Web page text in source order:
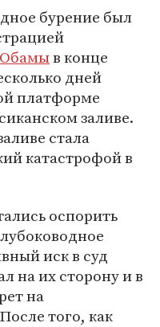
бурение был
Обамыв конце
дней
платформе
заливе.
стала
катастрофой в
оспорить
иск в суд
на их сторону и в
на
того, как